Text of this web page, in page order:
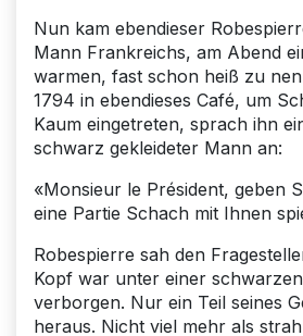
Nun kam ebendieser
Mann Frankreichs, am Abend
warmen, fast schon heiß zu
1794 in ebendieses Café, um
Kaum eingetreten, sprach ihn
schwarz gekleideter Mann an:
«Monsieur le Président, geben
eine Partie Schach mit Ihnen
Robespierre sah den
Kopf war unter einer
verborgen. Nur ein Teil seines
heraus. Nicht viel mehr als